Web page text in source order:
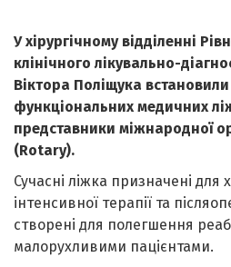
У хірургічному відділенні
клінічного лікувально-
Віктора Поліщука встановили
функціональних медичних
представники міжнародної
(Rotary).
Сучасні ліжка призначені для
інтенсивної терапії та
створені для полегшення
малорухливими пацієнтами.